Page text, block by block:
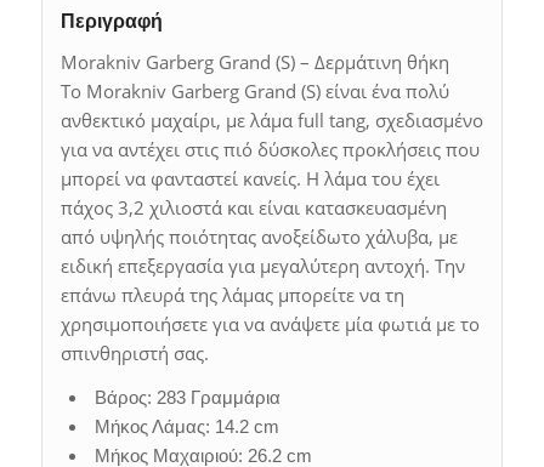
Περιγραφή
Morakniv Garberg Grand (S) – Δερμάτινη θήκη
Το Morakniv Garberg Grand (S) είναι ένα πολύ
ανθεκτικό μαχαίρι, με λάμα full tang, σχεδιασμένο
για να αντέχει στις πιό δύσκολες προκλήσεις που
μπορεί να φανταστεί κανείς. Η λάμα του έχει
πάχος 3,2 χιλιοστά και είναι κατασκευασμένη
από υψηλής ποιότητας ανοξείδωτο χάλυβα, με
ειδική επεξεργασία για μεγαλύτερη αντοχή. Την
επάνω πλευρά της λάμας μπορείτε να τη
χρησιμοποιήσετε για να ανάψετε μία φωτιά με το
σπινθηριστή σας.
Βάρος: 283 Γραμμάρια
Μήκος Λάμας: 14.2 cm
Μήκος Μαχαιριού: 26.2 cm